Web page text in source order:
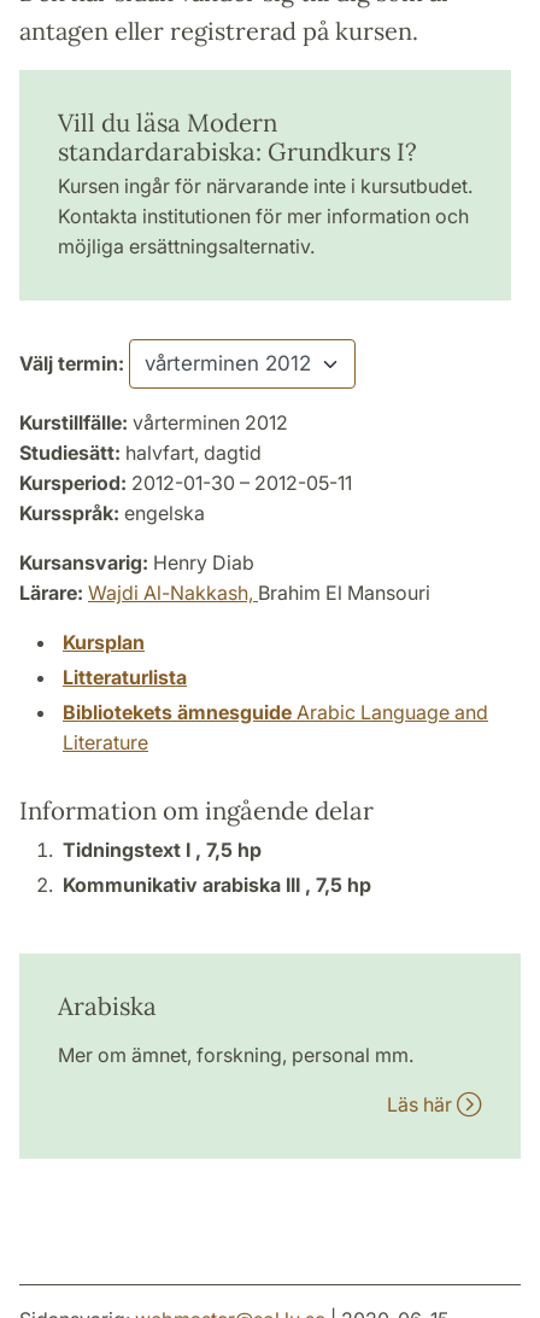
antagen eller registrerad på kursen.
Vill du läsa Modern
standardarabiska: Grundkurs I?
Kursen ingår för närvarande inte i kursutbudet.
Kontakta institutionen för mer information och
möjliga ersättningsalternativ.
Välj termin:
Kurstillfälle: vårterminen 2012
Studiesätt: halvfart, dagtid
Kursperiod: 2012-01-30 – 2012-05-11
Kursspråk: engelska
Kursansvarig: Henry Diab
Lärare: Wajdi Al-Nakkash, Brahim El Mansouri
Kursplan
Litteraturlista
Bibliotekets ämnesguide Arabic Language and
Literature
Information om ingående delar
Tidningstext I , 7,5 hp
Kommunikativ arabiska III , 7,5 hp
Arabiska
Mer om ämnet, forskning, personal mm.
Läs här